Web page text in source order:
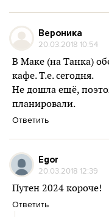
Вероника
20.03.2018 10:54
В Маке (на Танка)
кафе. Т.е. сегодня.
Не дошла ещё,
планировали.
Ответить
Egor
20.03.2018 12:39
Путен 2024 короче!
Ответить